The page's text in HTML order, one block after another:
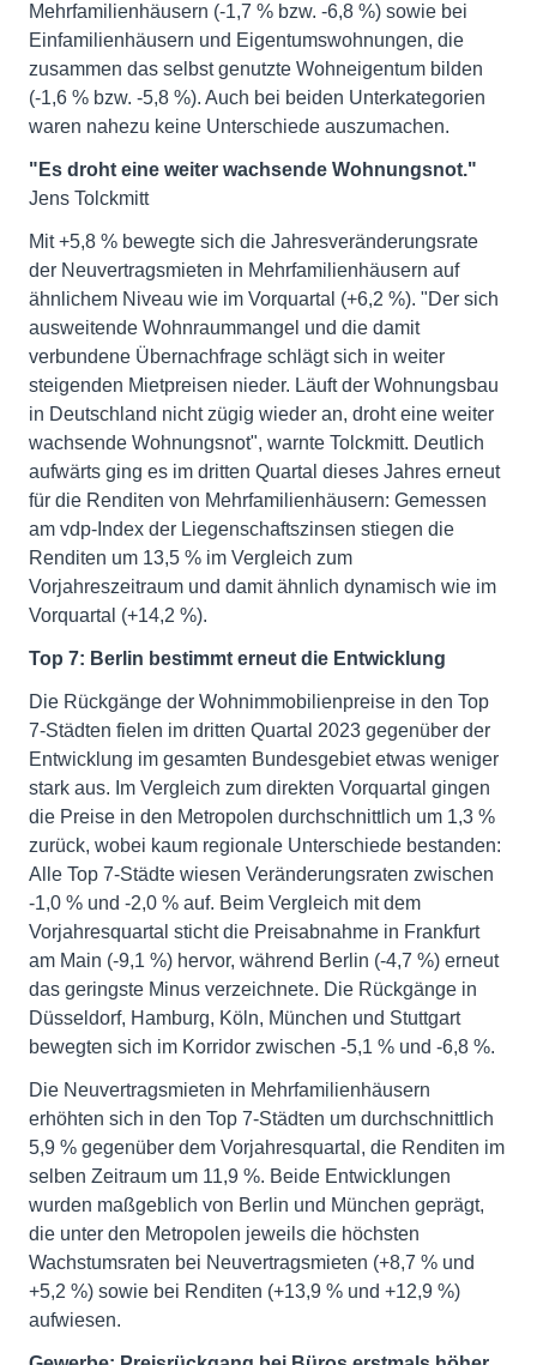
Mehrfamilienhäusern (-1,7 % bzw. -6,8 %) sowie bei
Einfamilienhäusern und Eigentumswohnungen, die
zusammen das selbst genutzte Wohneigentum bilden
(-1,6 % bzw. -5,8 %). Auch bei beiden Unterkategorien
waren nahezu keine Unterschiede auszumachen.
"Es droht eine weiter wachsende Wohnungsnot."
Jens Tolckmitt
Mit +5,8 % bewegte sich die Jahresveränderungsrate
der Neuvertragsmieten in Mehrfamilienhäusern auf
ähnlichem Niveau wie im Vorquartal (+6,2 %). "Der sich
ausweitende Wohnraummangel und die damit
verbundene Übernachfrage schlägt sich in weiter
steigenden Mietpreisen nieder. Läuft der Wohnungsbau
in Deutschland nicht zügig wieder an, droht eine weiter
wachsende Wohnungsnot", warnte Tolckmitt. Deutlich
aufwärts ging es im dritten Quartal dieses Jahres erneut
für die Renditen von Mehrfamilienhäusern: Gemessen
am vdp-Index der Liegenschaftszinsen stiegen die
Renditen um 13,5 % im Vergleich zum
Vorjahreszeitraum und damit ähnlich dynamisch wie im
Vorquartal (+14,2 %).
Top 7: Berlin bestimmt erneut die Entwicklung
Die Rückgänge der Wohnimmobilienpreise in den Top
7-Städten fielen im dritten Quartal 2023 gegenüber der
Entwicklung im gesamten Bundesgebiet etwas weniger
stark aus. Im Vergleich zum direkten Vorquartal gingen
die Preise in den Metropolen durchschnittlich um 1,3 %
zurück, wobei kaum regionale Unterschiede bestanden:
Alle Top 7-Städte wiesen Veränderungsraten zwischen
-1,0 % und -2,0 % auf. Beim Vergleich mit dem
Vorjahresquartal sticht die Preisabnahme in Frankfurt
am Main (-9,1 %) hervor, während Berlin (-4,7 %) erneut
das geringste Minus verzeichnete. Die Rückgänge in
Düsseldorf, Hamburg, Köln, München und Stuttgart
bewegten sich im Korridor zwischen -5,1 % und -6,8 %.
Die Neuvertragsmieten in Mehrfamilienhäusern
erhöhten sich in den Top 7-Städten um durchschnittlich
5,9 % gegenüber dem Vorjahresquartal, die Renditen im
selben Zeitraum um 11,9 %. Beide Entwicklungen
wurden maßgeblich von Berlin und München geprägt,
die unter den Metropolen jeweils die höchsten
Wachstumsraten bei Neuvertragsmieten (+8,7 % und
+5,2 %) sowie bei Renditen (+13,9 % und +12,9 %)
aufwiesen.